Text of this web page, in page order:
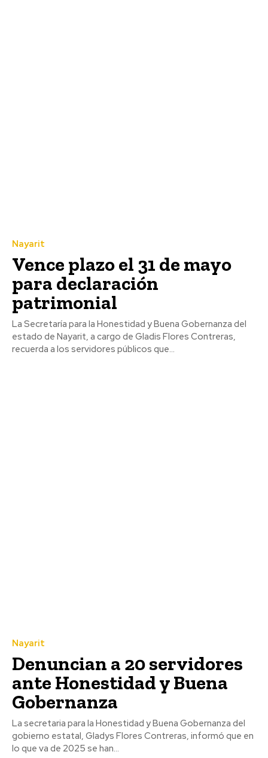
Nayarit
Vence plazo el 31 de mayo
para declaración
patrimonial
La Secretaría para la Honestidad y Buena Gobernanza del
estado de Nayarit, a cargo de Gladis Flores Contreras,
recuerda a los servidores públicos que...
Nayarit
Denuncian a 20 servidores
ante Honestidad y Buena
Gobernanza
La secretaria para la Honestidad y Buena Gobernanza del
gobierno estatal, Gladys Flores Contreras, informó que en
lo que va de 2025 se han...